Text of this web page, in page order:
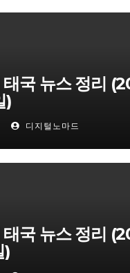
태국 뉴스 정리
)
디지털노마드
태국 뉴스 정리
)